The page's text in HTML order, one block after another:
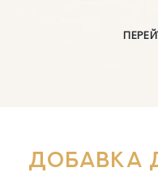
ДОБАВКА